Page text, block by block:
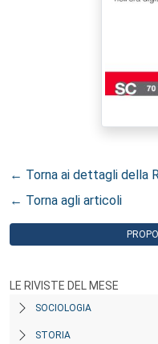
← Torna ai dettagli della
← Torna agli articoli
LE RIVISTE DEL MESE
SOCIOLOGIA
STORIA